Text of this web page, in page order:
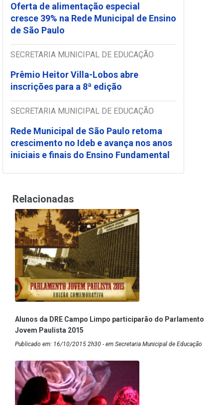
Oferta de alimentação especial
cresce 39% na Rede Municipal de Ensino
de São Paulo
SECRETARIA MUNICIPAL DE EDUCAÇÃO
Prêmio Heitor Villa-Lobos abre
inscrições para a 8ª edição
SECRETARIA MUNICIPAL DE EDUCAÇÃO
Rede Municipal de São Paulo retoma
crescimento no Ideb e avança nos anos
iniciais e finais do Ensino Fundamental
Relacionadas
Alunos da DRE Campo Limpo participarão do Parlamento
Jovem Paulista 2015
Publicado em: 16/10/2015 2h30 - em Secretaria Municipal de Educação